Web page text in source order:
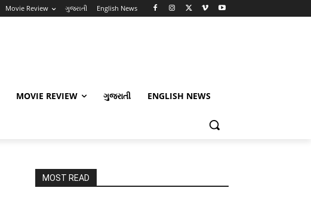
Movie Review ગુજરાતી English News
MOVIE REVIEW ગુજરાતી ENGLISH NEWS
MOST READ